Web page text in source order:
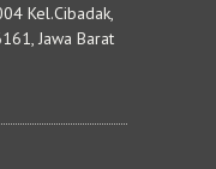
Kel.Cibadak,
Jawa Barat